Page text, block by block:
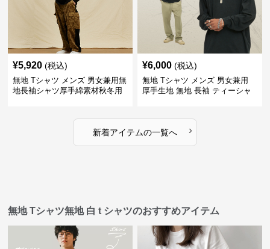
¥5,920 (税込)
無地 Tシャツ メンズ 男女兼用無
地長袖シャツ厚手綿素材秋冬用
¥6,000 (税込)
無地 Tシャツ メンズ 男女兼用
厚手生地 無地 長袖 ティーシャ
新着アイテムの一覧へ ›
無地 Tシャツ無地 白 t シャツのおすすめアイテム